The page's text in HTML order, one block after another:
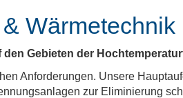
Wärmetechnik
Gebieten der
Anforderungen. Unsere
zur Eliminierung